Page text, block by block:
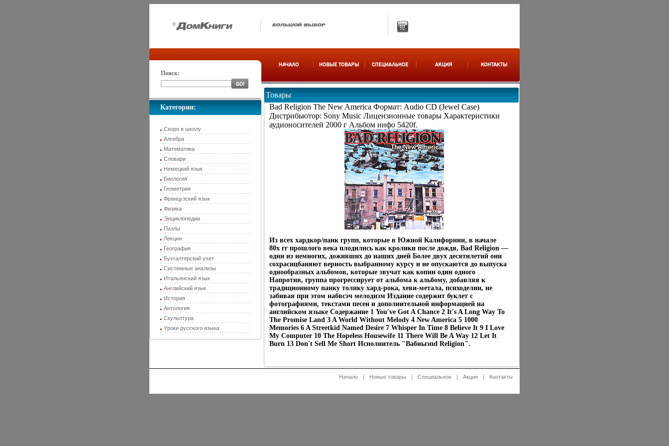
Поиск:
Категории:
Скоро в школу
Алгебра
Математика
Словари
Немецкий язык
Биология
Геометрия
Французский язык
Физика
Энциклопедии
Пазлы
Лекции
География
Бухгалтерский учет
Системные анализы
Итальянский язык
Английский язык
История
Антология
Скульптура
Уроки русского языка
Товары
Bad Religion The New America Формат: Audio CD (Jewel Case)
Дистрибьютор: Sony Music Лицензионные товары Характеристики
аудионосителей 2000 г Альбом инфо 5420f.
Из всех хардкор/панк групп, которые в Южной Калифорнии, в начале
80х гг прошлого века плодились как кролики после дождя, Bad Religion —
одни из немногих, доживших до наших дней Более двух десятилетий они
сохраснцбаняют верность выбранному курсу и не опускаются до выпуска
однообразных альбомов, которые звучат как копии один одного
Напротив, группа прогрессирует от альбома к альбому, добавляя к
традиционному панку толику хард-рока, хеви-метала, психоделии, не
забивая при этом набвсэч мелодизм Издание содержит буклет с
фотографиями, текстами песен и дополнительной информацией на
английском языке Содержание 1 You've Got A Chance 2 It's A Long Way To
The Promise Land 3 A World Without Melody 4 New America 5 1000
Memories 6 A Streetkid Named Desire 7 Whisper In Time 8 Believe It 9 I Love
My Computer 10 The Hopeless Housewife 11 There Will Be A Way 12 Let It
Burn 13 Don't Sell Me Short Исполнитель "Baбныэпd Religion".
Начало | Новые товары | Специальное | Акция | Контакты